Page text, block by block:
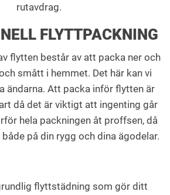
rutavdrag.
FLYTTPACKNING
flytten består av att packa ner och
smått i hemmet. Det här kan vi
ändarna. Att packa inför flytten är
då det är viktigt att ingenting går
hela packningen åt proffsen, då
på din rygg och dina ägodelar.
flyttstädning som gör ditt